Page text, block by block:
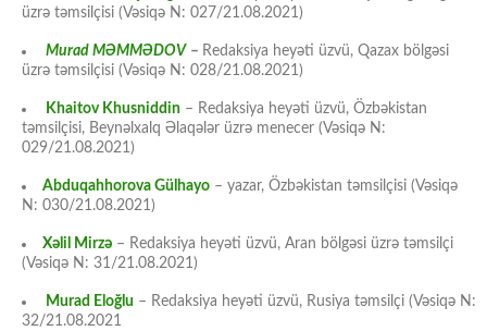
üzrə təmsilçisi (Vəsiqə N: 027/21.08.2021)
Murad MƏMMƏDOV – Redaksiya heyəti üzvü, Qazax bölgəsi
üzrə təmsilçisi (Vəsiqə N: 028/21.08.2021)
Khaitov Khusniddin – Redaksiya heyəti üzvü, Özbəkistan
təmsilçisi, Beynəlxalq Əlaqələr üzrə menecer (Vəsiqə N:
029/21.08.2021)
Abduqahhorova Gülhayo – yazar, Özbəkistan təmsilçisi (Vəsiqə
N: 030/21.08.2021)
Xəlil Mirzə – Redaksiya heyəti üzvü, Aran bölgəsi üzrə təmsilçi
(Vəsiqə N: 31/21.08.2021)
Murad Eloğlu – Redaksiya heyəti üzvü, Rusiya təmsilçi (Vəsiqə N:
32/21.08.2021